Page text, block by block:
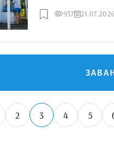
937 21.07.2026
2 3 4 5